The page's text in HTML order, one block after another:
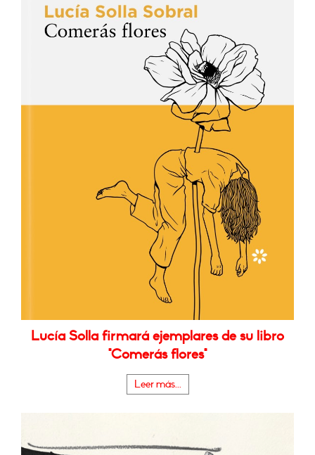
Lucía Solla firmará ejemplares de su libro
"Comerás flores"
Leer más...